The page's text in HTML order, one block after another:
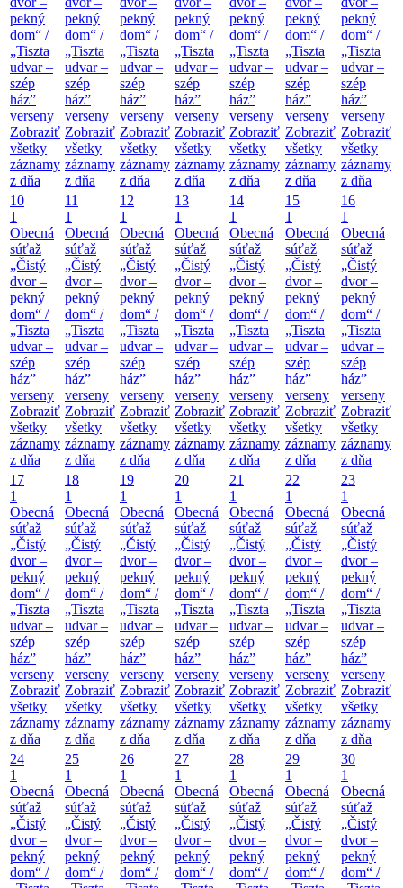
pekný
dom“ /
„Tiszta
udvar –
szép
ház”
verseny
Zobraziť
všetky
záznamy
z dňa
pekný
dom“ /
„Tiszta
udvar –
szép
ház”
verseny
Zobraziť
všetky
záznamy
z dňa
pekný
dom“ /
„Tiszta
udvar –
szép
ház”
verseny
Zobraziť
všetky
záznamy
z dňa
pekný
dom“ /
„Tiszta
udvar –
szép
ház”
verseny
Zobraziť
všetky
záznamy
z dňa
pekný
dom“ /
„Tiszta
udvar –
szép
ház”
verseny
Zobraziť
všetky
záznamy
z dňa
pekný
dom“ /
„Tiszta
udvar –
szép
ház”
verseny
Zobraziť
všetky
záznamy
z dňa
pekný
dom“ /
„Tiszta
udvar –
szép
ház”
verseny
Zobraziť
všetky
záznamy
z dňa
10
1
Obecná
súťaž
„Čistý
dvor –
pekný
dom“ /
„Tiszta
udvar –
szép
ház”
verseny
Zobraziť
všetky
záznamy
z dňa
11
1
Obecná
súťaž
„Čistý
dvor –
pekný
dom“ /
„Tiszta
udvar –
szép
ház”
verseny
Zobraziť
všetky
záznamy
z dňa
12
1
Obecná
súťaž
„Čistý
dvor –
pekný
dom“ /
„Tiszta
udvar –
szép
ház”
verseny
Zobraziť
všetky
záznamy
z dňa
13
1
Obecná
súťaž
„Čistý
dvor –
pekný
dom“ /
„Tiszta
udvar –
szép
ház”
verseny
Zobraziť
všetky
záznamy
z dňa
14
1
Obecná
súťaž
„Čistý
dvor –
pekný
dom“ /
„Tiszta
udvar –
szép
ház”
verseny
Zobraziť
všetky
záznamy
z dňa
15
1
Obecná
súťaž
„Čistý
dvor –
pekný
dom“ /
„Tiszta
udvar –
szép
ház”
verseny
Zobraziť
všetky
záznamy
z dňa
16
1
Obecná
súťaž
„Čistý
dvor –
pekný
dom“ /
„Tiszta
udvar –
szép
ház”
verseny
Zobraziť
všetky
záznamy
z dňa
17
1
Obecná
súťaž
„Čistý
dvor –
pekný
dom“ /
„Tiszta
udvar –
szép
ház”
verseny
Zobraziť
všetky
záznamy
z dňa
18
1
Obecná
súťaž
„Čistý
dvor –
pekný
dom“ /
„Tiszta
udvar –
szép
ház”
verseny
Zobraziť
všetky
záznamy
z dňa
19
1
Obecná
súťaž
„Čistý
dvor –
pekný
dom“ /
„Tiszta
udvar –
szép
ház”
verseny
Zobraziť
všetky
záznamy
z dňa
20
1
Obecná
súťaž
„Čistý
dvor –
pekný
dom“ /
„Tiszta
udvar –
szép
ház”
verseny
Zobraziť
všetky
záznamy
z dňa
21
1
Obecná
súťaž
„Čistý
dvor –
pekný
dom“ /
„Tiszta
udvar –
szép
ház”
verseny
Zobraziť
všetky
záznamy
z dňa
22
1
Obecná
súťaž
„Čistý
dvor –
pekný
dom“ /
„Tiszta
udvar –
szép
ház”
verseny
Zobraziť
všetky
záznamy
z dňa
23
1
Obecná
súťaž
„Čistý
dvor –
pekný
dom“ /
„Tiszta
udvar –
szép
ház”
verseny
Zobraziť
všetky
záznamy
z dňa
24
1
Obecná
súťaž
„Čistý
dvor –
pekný
dom“ /
25
1
Obecná
súťaž
„Čistý
dvor –
pekný
dom“ /
26
1
Obecná
súťaž
„Čistý
dvor –
pekný
dom“ /
27
1
Obecná
súťaž
„Čistý
dvor –
pekný
dom“ /
28
1
Obecná
súťaž
„Čistý
dvor –
pekný
dom“ /
29
1
Obecná
súťaž
„Čistý
dvor –
pekný
dom“ /
30
1
Obecná
súťaž
„Čistý
dvor –
pekný
dom“ /